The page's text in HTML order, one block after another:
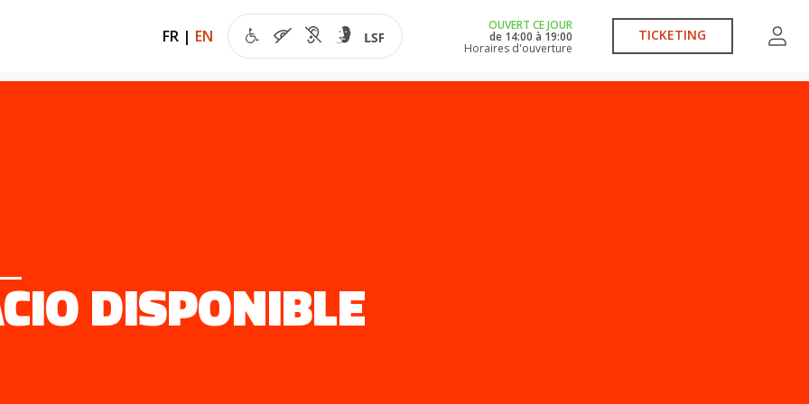
FR | EN
OUVERT CE JOUR
de 14:00 à 19:00
Horaires d'ouverture
TICKETING
DISPONIBLE